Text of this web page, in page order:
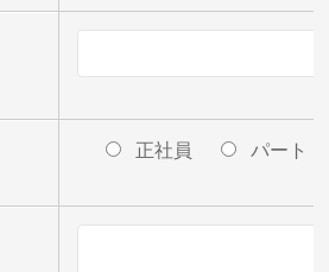
正社員 パート